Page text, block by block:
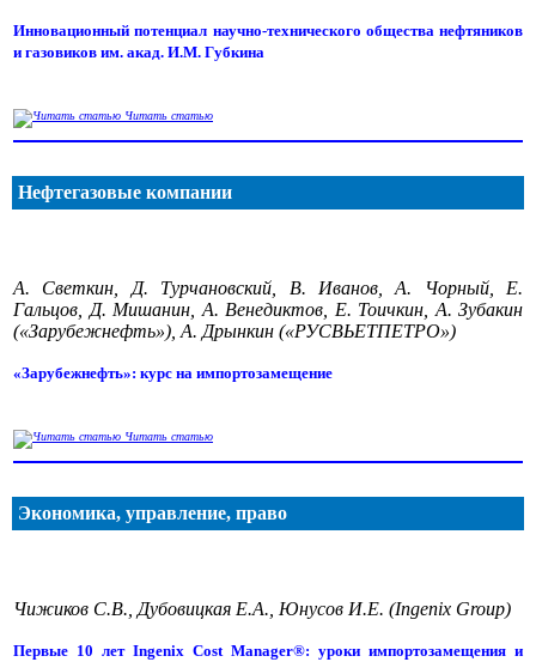
Инновационный потенциал научно-технического общества нефтяников
и газовиков им. акад. И.М. Губкина
Читать статью
Нефтегазовые компании
А. Светкин, Д. Турчановский, В. Иванов, А. Чорный, Е.
Гальцов, Д. Мишанин, А. Венедиктов, Е. Тоичкин, А. Зубакин
(«Зарубежнефть»), А. Дрынкин («РУСВЬЕТПЕТРО»)
«Зарубежнефть»: курс на импортозамещение
Читать статью
Экономика, управление, право
Чижиков С.В., Дубовицкая Е.А., Юнусов И.Е. (Ingenix Group)
Первые 10 лет Ingenix Cost Manager®: уроки импортозамещения и